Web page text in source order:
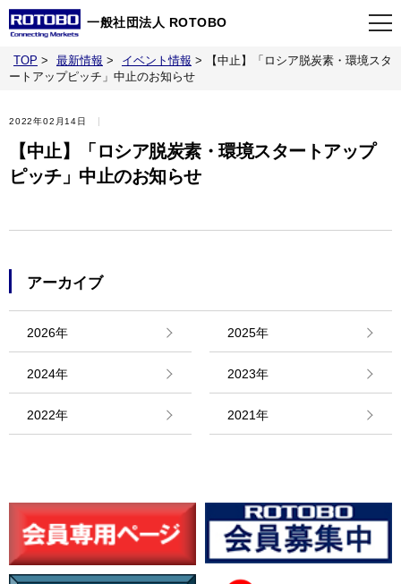
一般社団法人 ROTOBO
TOP
最新情報
当会について
刊行物
情報館
TOP > 最新情報 > イベント情報 >
【中止】「ロシア脱炭素・環境スタ
ートアップピッチ」中止のお知らせ
2022年02月14日
【中止】「ロシア脱炭素・環境スタートアップ
ピッチ」中止のお知らせ
アーカイブ
2026年 2025年
2024年 2023年
2022年 2021年